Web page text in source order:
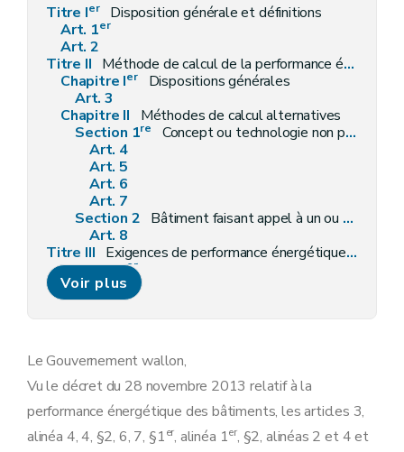
Titre Ier
Disposition générale et définitions
Art. 1er
Art. 2
Titre II Méthode de calcul de la performance énergétique des bâtiments
Chapitre Ier
Dispositions générales
Art. 3
Chapitre II
Méthodes de calcul alternatives
Section 1re
Concept ou technologie non pris en compte dans la méthode de calcul
Art. 4
Art. 5
Art. 6
Art. 7
Section 2 Bâtiment faisant appel à un ou plusieurs concepts constructifs ou technologies non pris en compte par la méthode de calcul
Art. 8
Titre III Exigences de performance énergétique des bâtiments
Chapitre Ier
Art. 9
Chapitre II
Art.10/1
Art. 11
Art. 12
Art. 13
Art. 14
Voir plus
Le Gouvernement wallon,
Vu le décret du 28 novembre 2013 relatif à la
performance énergétique des bâtiments, les articles 3,
alinéa 4, 4, §2, 6, 7, §1er, alinéa 1er, §2, alinéas 2 et 4 et